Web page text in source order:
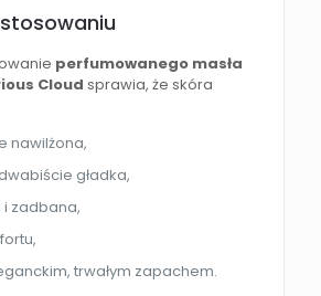
perfumowanego masła
Cloud sprawia, że skóra
nawilżona,
gładka,
zadbana,
trwałym zapachem.